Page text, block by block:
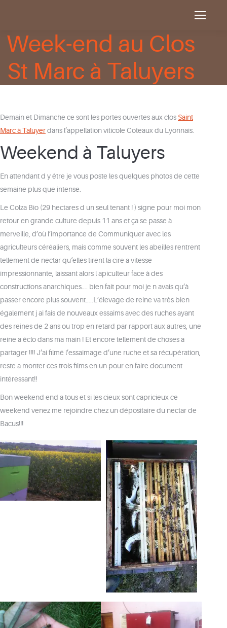
Week-end au Clos
St Marc à Taluyers
Demain et Dimanche ce sont les portes ouvertes aux clos Saint
Marc à Taluyerdans l’appellation viticole Coteaux du Lyonnais.
Weekend à Taluyers
En attendant d y être je vous poste les quelques photos de cette
semaine plus que intense.
Le Colza Bio (29 hectares d un seul tenant ! ) signe pour moi mon
retour en grande culture depuis 11 ans et ça se passe à
merveille, d’où l’importance de Communiquer avec les
agriculteurs céréaliers, mais comme souvent les abeilles rentrent
tellement de nectar qu‘elles tirent la cire a vitesse
impressionnante, laissant alors l apiculteur face à des
constructions anarchiques…. bien fait pour moi je n avais qu’à
passer encore plus souvent…..L’élevage de reine va très bien
également j ai fais de nouveaux essaims avec des ruches ayant
des reines de 2 ans ou trop en retard par rapport aux autres, une
reine a éclo dans ma main ! Et encore tellement de choses a
partager !!!! J’ai filmé l’essaimage d’une ruche et sa récupération,
reste a monter ces trois films en un pour en faire document
intéressant!!
Bon weekend end a tous et si les cieux sont capricieux ce
weekend venez me rejoindre chez un dépositaire du nectar de
Bacus!!!